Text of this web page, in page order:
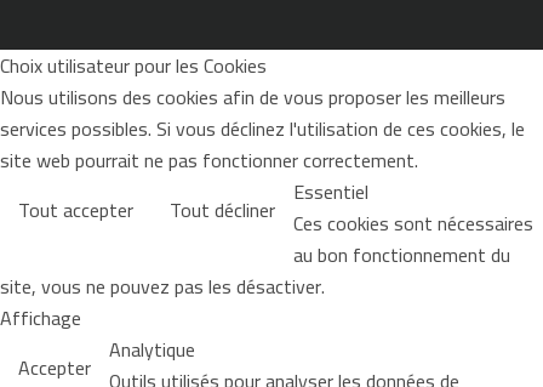
Choix utilisateur pour les Cookies
Nous utilisons des cookies afin de vous proposer les meilleurs
services possibles. Si vous déclinez l'utilisation de ces cookies, le
site web pourrait ne pas fonctionner correctement.
Tout accepter
Tout décliner Essentiel
Ces cookies sont nécessaires
au bon fonctionnement du
site, vous ne pouvez pas les désactiver.
Affichage
Accepter Analytique